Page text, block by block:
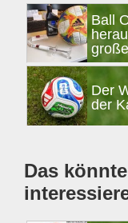
Ball
Der
der
Das